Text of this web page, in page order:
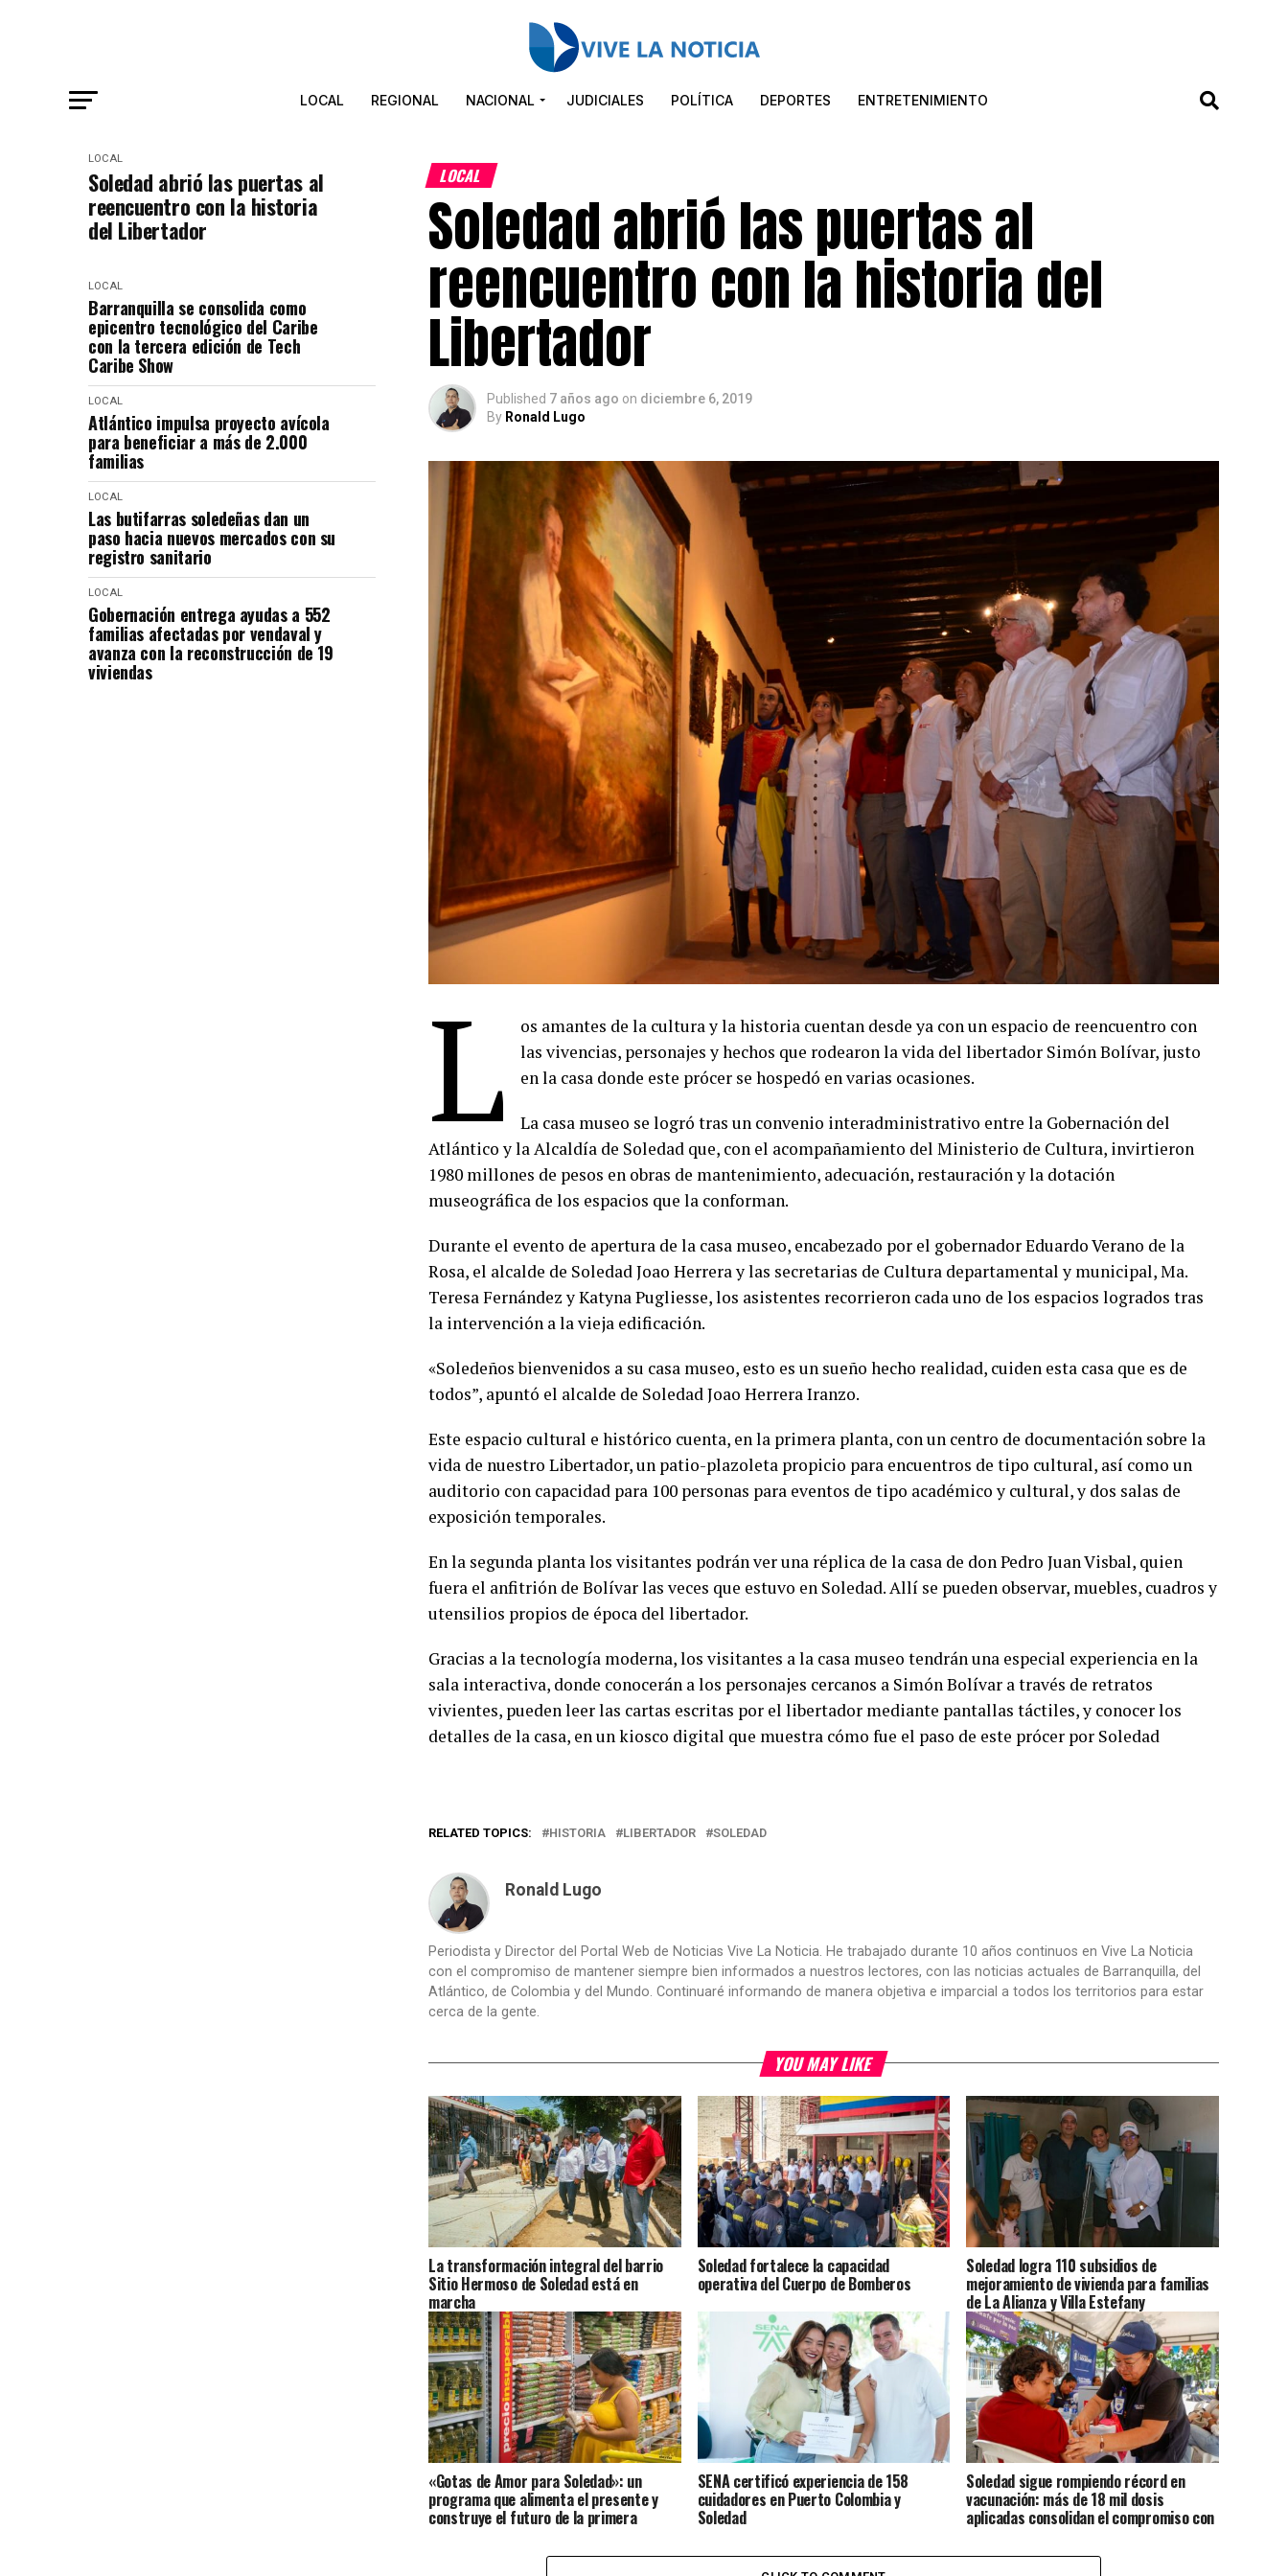
LOCAL REGIONAL NACIONAL JUDICIALES POLÍTICA DEPORTES ENTRETENIMIENTO
LOCAL
Soledad abrió las puertas al
reencuentro con la historia
del Libertador
LOCAL
Barranquilla se consolida como
epicentro tecnológico del Caribe
con la tercera edición de Tech
Caribe Show
LOCAL
Atlántico impulsa proyecto avícola
para beneficiar a más de 2.000
familias
LOCAL
Las butifarras soledeñas dan un
paso hacia nuevos mercados con su
registro sanitario
LOCAL
Gobernación entrega ayudas a 552
familias afectadas por vendaval y
avanza con la reconstrucción de 19
viviendas
LOCAL
Soledad abrió las puertas al
reencuentro con la historia del
Libertador
Published 7 años ago on diciembre 6, 2019
By Ronald Lugo
L
os amantes de la cultura y la historia cuentan desde ya con un espacio de reencuentro con
las vivencias, personajes y hechos que rodearon la vida del libertador Simón Bolívar, justo
en la casa donde este prócer se hospedó en varias ocasiones.
La casa museo se logró tras un convenio interadministrativo entre la Gobernación del
Atlántico y la Alcaldía de Soledad que, con el acompañamiento del Ministerio de Cultura, invirtieron
1980 millones de pesos en obras de mantenimiento, adecuación, restauración y la dotación
museográfica de los espacios que la conforman.
Durante el evento de apertura de la casa museo, encabezado por el gobernador Eduardo Verano de la
Rosa, el alcalde de Soledad Joao Herrera y las secretarias de Cultura departamental y municipal, Ma.
Teresa Fernández y Katyna Pugliesse, los asistentes recorrieron cada uno de los espacios logrados tras
la intervención a la vieja edificación.
«Soledeños bienvenidos a su casa museo, esto es un sueño hecho realidad, cuiden esta casa que es de
todos”, apuntó el alcalde de Soledad Joao Herrera Iranzo.
Este espacio cultural e histórico cuenta, en la primera planta, con un centro de documentación sobre la
vida de nuestro Libertador, un patio-plazoleta propicio para encuentros de tipo cultural, así como un
auditorio con capacidad para 100 personas para eventos de tipo académico y cultural, y dos salas de
exposición temporales.
En la segunda planta los visitantes podrán ver una réplica de la casa de don Pedro Juan Visbal, quien
fuera el anfitrión de Bolívar las veces que estuvo en Soledad. Allí se pueden observar, muebles, cuadros y
utensilios propios de época del libertador.
Gracias a la tecnología moderna, los visitantes a la casa museo tendrán una especial experiencia en la
sala interactiva, donde conocerán a los personajes cercanos a Simón Bolívar a través de retratos
vivientes, pueden leer las cartas escritas por el libertador mediante pantallas táctiles, y conocer los
detalles de la casa, en un kiosco digital que muestra cómo fue el paso de este prócer por Soledad
RELATED TOPICS: HISTORIA LIBERTADOR SOLEDAD
Ronald Lugo
Periodista y Director del Portal Web de Noticias Vive La Noticia. He trabajado durante 10 años continuos en Vive La Noticia
con el compromiso de mantener siempre bien informados a nuestros lectores, con las noticias actuales de Barranquilla, del
Atlántico, de Colombia y del Mundo. Continuaré informando de manera objetiva e imparcial a todos los territorios para estar
cerca de la gente.
YOU MAY LIKE
La transformación integral del barrio
Sitio Hermoso de Soledad está en
marcha
Soledad fortalece la capacidad
operativa del Cuerpo de Bomberos
Soledad logra 110 subsidios de
mejoramiento de vivienda para familias
de La Alianza y Villa Estefany
«Gotas de Amor para Soledad»: un
programa que alimenta el presente y
construye el futuro de la primera
SENA certificó experiencia de 158
cuidadores en Puerto Colombia y
Soledad
Soledad sigue rompiendo récord en
vacunación: más de 18 mil dosis
aplicadas consolidan el compromiso con